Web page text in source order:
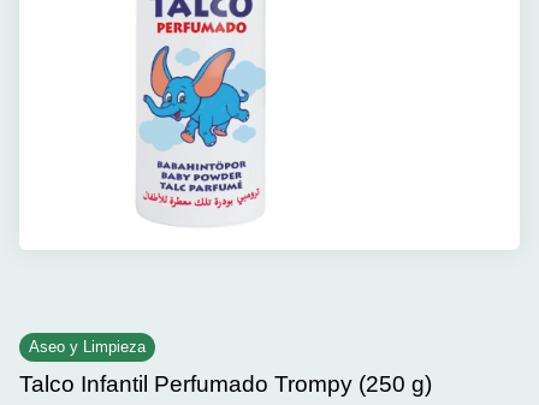
Aseo y Limpieza
Talco Infantil Perfumado Trompy (250 g)